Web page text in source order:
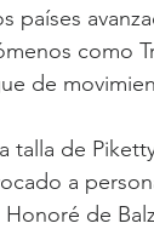
países
como
de
talla de
a
de